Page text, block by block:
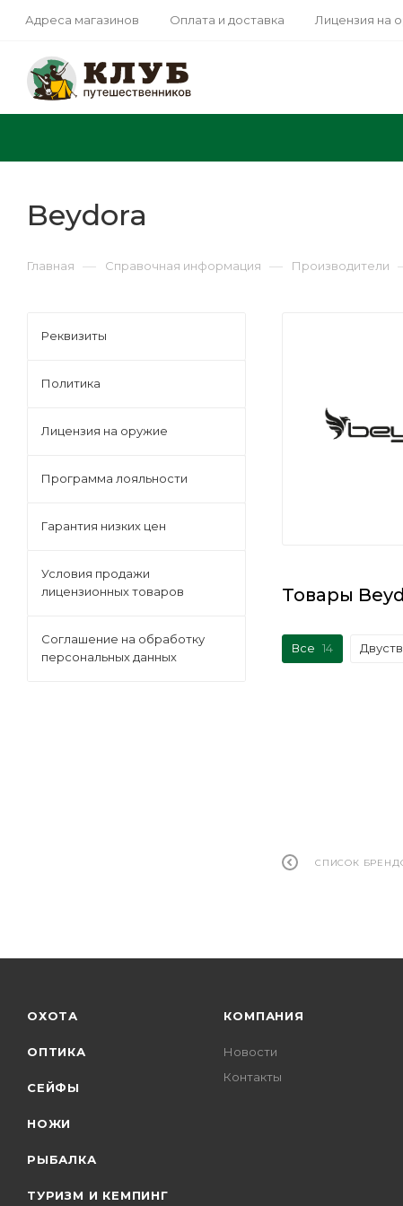
Адреса магазинов Оплата и доставка Лицензия на
Beydora
Главная — Справочная информация — Производители
Товары
Все 14
СПИСОК
Реквизиты
Политика
Лицензия на оружие
Программа лояльности
Гарантия низких цен
Условия продажи
лицензионных товаров
Соглашение на обработку
персональных данных
ОХОТА
ОПТИКА
СЕЙФЫ
НОЖИ
РЫБАЛКА
ТУРИЗМ И КЕМПИНГ
КОМПАНИЯ
Новости
Контакты